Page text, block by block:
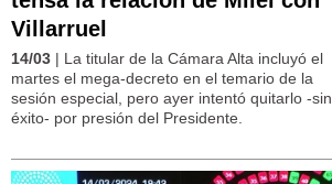
Villarruel
14/03 | La titular de la Cámara Alta incluyó el
martes el mega-decreto en el temario de la
sesión especial, pero ayer intentó quitarlo -sin
éxito- por presión del Presidente.